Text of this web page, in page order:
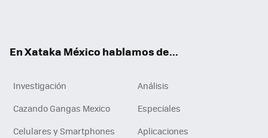
En Xataka México hablamos de...
Investigación
Análisis
Cazando Gangas Mexico
Especiales
Celulares y Smartphones
Aplicaciones